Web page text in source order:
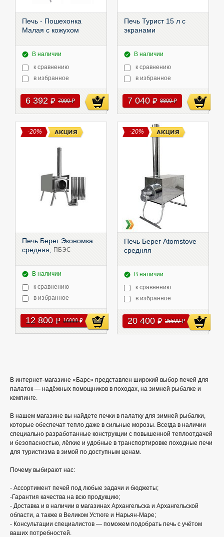
Печь - Пошехонка
Малая с кожухом
В наличии
к сравнению
в избранное
6 392 руб 7990руб
Печь Турист 15 л с
экранами
В наличии
к сравнению
в избранное
7 040 руб 8800руб
-20%
Печь Берег Экономка
средняя,
ПБЭС
В наличии
к сравнению
в избранное
12 800 руб 16000руб
-20%
Печь Берег Atomstove
средняя
В наличии
к сравнению
в избранное
20 400 руб 25500руб
В интернет‑магазине «Барс» представлен широкий выбор печей для
палаток — надёжных помощников в походах, на зимней рыбалке и
кемпинге.
В нашем магазине вы найдете печки в палатку для зимней рыбалки,
которые обеспечат тепло даже в сильные морозы. Всегда в наличии
специально разработанные конструкции с повышенной теплоотдачей
и безопасностью, лёгкие и удобные в транспортировке походные печи
для туристизма в зимой по доступным ценам.
Почему выбирают нас:
- Ассортимент печей под любые задачи и бюджеты;
-Гарантия качества на всю продукцию;
- Доставка и в наличии в магазинах Архангельска и Архангельской
области, а также в Великом Устюге и Нарьян‑Маре;
- Консультации специалистов — поможем подобрать печь с учётом
ваших потребностей.